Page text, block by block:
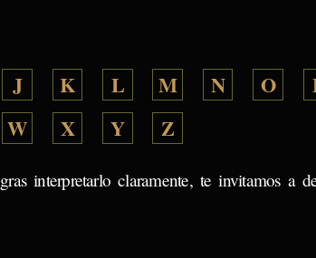
J K L M N O
W X Y Z
interpretarlo claramente, te invitamos a